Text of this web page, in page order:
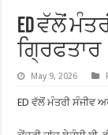
ED ਵੱਲੋਂ
ਗ੍ਰਿਫਤਾਰ
May 9, 2026
ED ਵੱਲੋਂ ਮੰਤਰੀ ਸੰਜੀਵ